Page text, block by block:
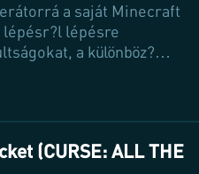
a saját Minecraft
lépésr?l lépésre
a különböz?
amelyeket az operátori
(CURSE: ALL THE